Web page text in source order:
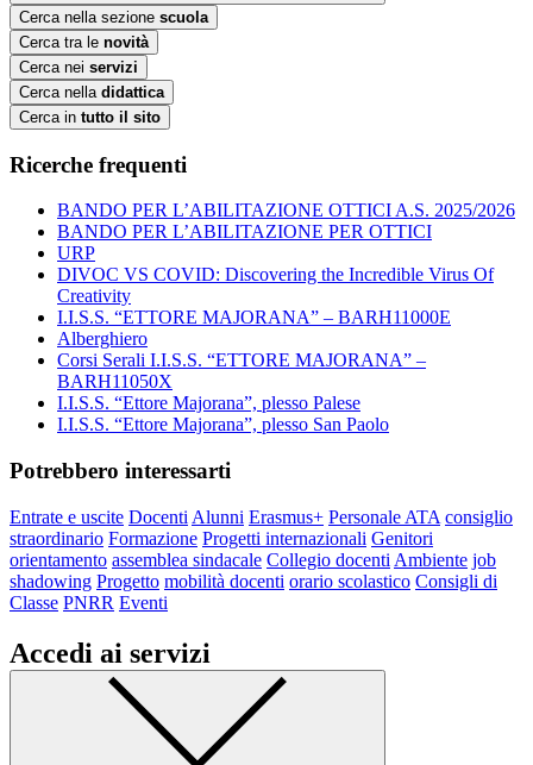
Cerca nella sezione scuola
Cerca tra le novità
Cerca nei servizi
Cerca nella didattica
Cerca in tutto il sito
Ricerche frequenti
BANDO PER L’ABILITAZIONE OTTICI A.S. 2025/2026
BANDO PER L’ABILITAZIONE PER OTTICI
URP
DIVOC VS COVID: Discovering the Incredible Virus Of
Creativity
I.I.S.S. “ETTORE MAJORANA” – BARH11000E
Alberghiero
Corsi Serali I.I.S.S. “ETTORE MAJORANA” –
BARH11050X
I.I.S.S. “Ettore Majorana”, plesso Palese
I.I.S.S. “Ettore Majorana”, plesso San Paolo
Potrebbero interessarti
Entrate e uscite Docenti Alunni Erasmus+ Personale ATA consiglio
straordinario Formazione Progetti internazionali Genitori
orientamento assemblea sindacale Collegio docenti Ambiente job
shadowing Progetto mobilità docenti orario scolastico Consigli di
Classe PNRR Eventi
Accedi ai servizi